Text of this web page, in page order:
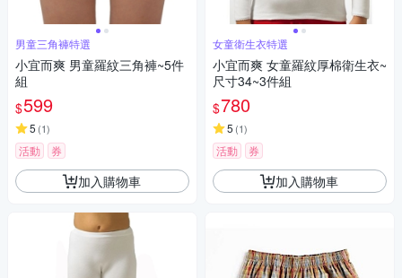
男童三角褲特選
小宜而爽 男童羅紋三角褲~5件
組
$599
5 (1)
活動 券
加入購物車
女童衛生衣特選
小宜而爽 女童羅紋厚棉衛生衣~
尺寸34~3件組
$780
5 (1)
活動 券
加入購物車